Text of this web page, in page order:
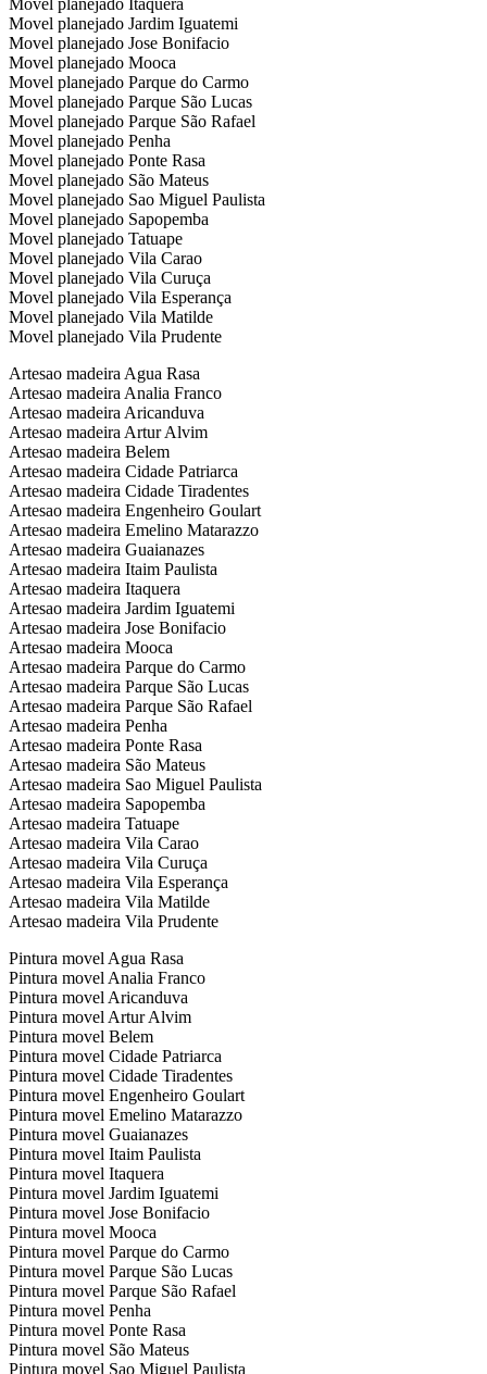
Movel planejado Itaquera
Movel planejado Jardim Iguatemi
Movel planejado Jose Bonifacio
Movel planejado Mooca
Movel planejado Parque do Carmo
Movel planejado Parque São Lucas
Movel planejado Parque São Rafael
Movel planejado Penha
Movel planejado Ponte Rasa
Movel planejado São Mateus
Movel planejado Sao Miguel Paulista
Movel planejado Sapopemba
Movel planejado Tatuape
Movel planejado Vila Carao
Movel planejado Vila Curuça
Movel planejado Vila Esperança
Movel planejado Vila Matilde
Movel planejado Vila Prudente
Artesao madeira Agua Rasa
Artesao madeira Analia Franco
Artesao madeira Aricanduva
Artesao madeira Artur Alvim
Artesao madeira Belem
Artesao madeira Cidade Patriarca
Artesao madeira Cidade Tiradentes
Artesao madeira Engenheiro Goulart
Artesao madeira Emelino Matarazzo
Artesao madeira Guaianazes
Artesao madeira Itaim Paulista
Artesao madeira Itaquera
Artesao madeira Jardim Iguatemi
Artesao madeira Jose Bonifacio
Artesao madeira Mooca
Artesao madeira Parque do Carmo
Artesao madeira Parque São Lucas
Artesao madeira Parque São Rafael
Artesao madeira Penha
Artesao madeira Ponte Rasa
Artesao madeira São Mateus
Artesao madeira Sao Miguel Paulista
Artesao madeira Sapopemba
Artesao madeira Tatuape
Artesao madeira Vila Carao
Artesao madeira Vila Curuça
Artesao madeira Vila Esperança
Artesao madeira Vila Matilde
Artesao madeira Vila Prudente
Pintura movel Agua Rasa
Pintura movel Analia Franco
Pintura movel Aricanduva
Pintura movel Artur Alvim
Pintura movel Belem
Pintura movel Cidade Patriarca
Pintura movel Cidade Tiradentes
Pintura movel Engenheiro Goulart
Pintura movel Emelino Matarazzo
Pintura movel Guaianazes
Pintura movel Itaim Paulista
Pintura movel Itaquera
Pintura movel Jardim Iguatemi
Pintura movel Jose Bonifacio
Pintura movel Mooca
Pintura movel Parque do Carmo
Pintura movel Parque São Lucas
Pintura movel Parque São Rafael
Pintura movel Penha
Pintura movel Ponte Rasa
Pintura movel São Mateus
Pintura movel Sao Miguel Paulista